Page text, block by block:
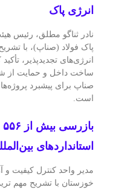
انرژی پاک
نادر ثناگو مطلق، رئیس
پاک فولاد (صناپ)، با
انرژی‌های تجدیدپذیر،
ساخت داخل و حمایت
صناپ برای پیشبرد
است.
استانداردهای
مدیر واحد کنترل کیفیت
خوزستان با تشریح مهم‌